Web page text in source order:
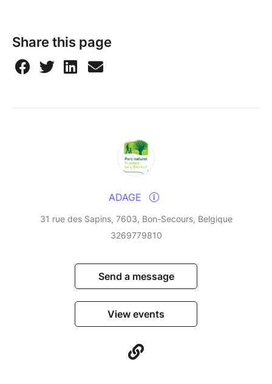
Share this page
ADAGE
31 rue des Sapins, 7603, Bon-Secours, Belgique
3269779810
Send a message
View events